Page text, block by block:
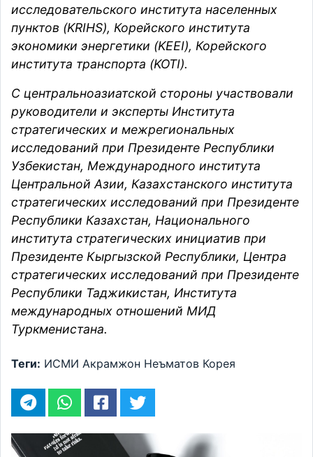
исследовательского института населенных
пунктов (KRIHS), Корейского института
экономики энергетики (KEEI), Корейского
института транспорта (KOTI).
С центральноазиатской стороны участвовали
руководители и эксперты Института
стратегических и межрегиональных
исследований при Президенте Республики
Узбекистан, Международного института
Центральной Азии, Казахстанского института
стратегических исследований при Президенте
Республики Казахстан, Национального
института стратегических инициатив при
Президенте Кыргызской Республики, Центра
стратегических исследований при Президенте
Республики Таджикистан, Института
международных отношений МИД
Туркменистана.
Теги: ИСМИ Акрамжон Неъматов Корея